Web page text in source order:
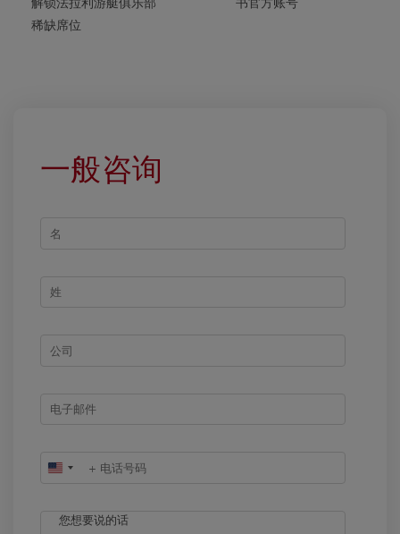
解锁法拉利游艇俱乐部
稀缺席位
书官方账号
一般咨询
United
+1